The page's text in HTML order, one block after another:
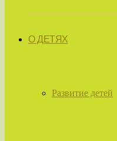
О ДЕТЯХ
Развитие детей